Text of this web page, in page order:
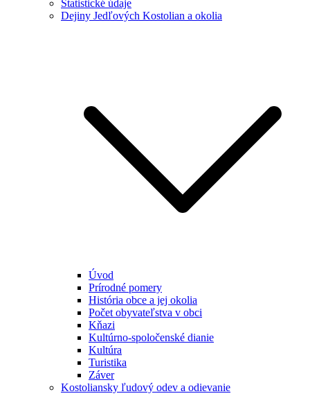
Štatistické údaje
Dejiny Jedľových Kostolian a okolia
Úvod
Prírodné pomery
História obce a jej okolia
Počet obyvateľstva v obci
Kňazi
Kultúrno-spoločenské dianie
Kultúra
Turistika
Záver
Kostoliansky ľudový odev a odievanie